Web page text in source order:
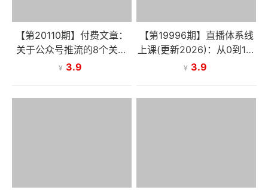
【第20110期】付费文章：
关于公众号推流的8个关键
问题
¥ 3.9
【第19996期】直播体系线
上课(更新2026)：从0到1打
造运营型主播，掌握自然流
¥ 3.9